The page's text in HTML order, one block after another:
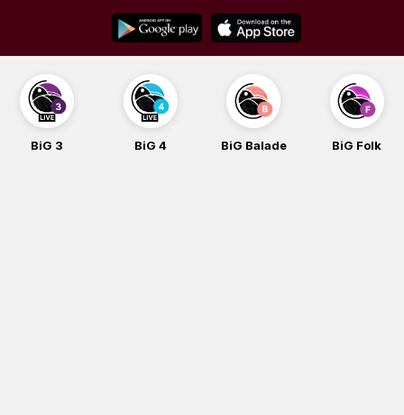
content
BiG 3 BiG 4 BiG Balade BiG Folk